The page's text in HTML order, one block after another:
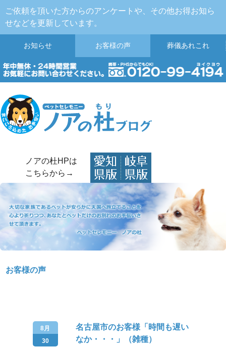
ご依頼を頂いた方からのアンケートや、その他お得お知ら
せなどを更新しています。
お知らせ お客様の声 葬儀あれこれ
ノアの杜HPは
こちらから→
お客様の声
8月
30
名古屋市のお客様「時間も遅い
なか・・・」（雑種）